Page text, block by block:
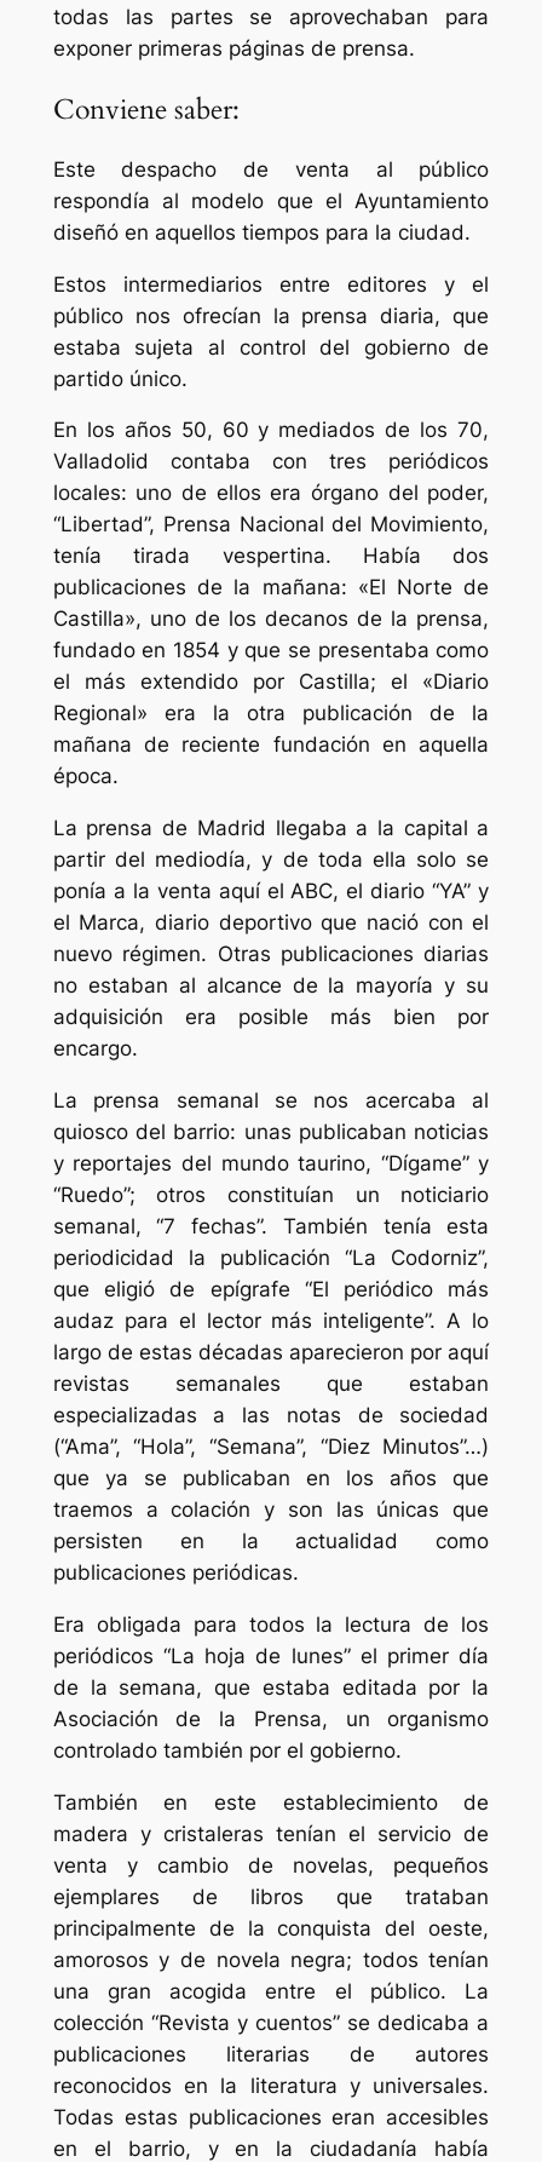
todas las partes se aprovechaban para
exponer primeras páginas de prensa.
Conviene saber:
Este despacho de venta al público
respondía al modelo que el Ayuntamiento
diseñó en aquellos tiempos para la ciudad.
Estos intermediarios entre editores y el
público nos ofrecían la prensa diaria, que
estaba sujeta al control del gobierno de
partido único.
En los años 50, 60 y mediados de los 70,
Valladolid contaba con tres periódicos
locales: uno de ellos era órgano del poder,
“Libertad”, Prensa Nacional del Movimiento,
tenía tirada vespertina. Había dos
publicaciones de la mañana: «El Norte de
Castilla», uno de los decanos de la prensa,
fundado en 1854 y que se presentaba como
el más extendido por Castilla; el «Diario
Regional» era la otra publicación de la
mañana de reciente fundación en aquella
época.
La prensa de Madrid llegaba a la capital a
partir del mediodía, y de toda ella solo se
ponía a la venta aquí elABC, el diario “YA” y
el Marca, diario deportivo que nació con el
nuevo régimen. Otras publicaciones diarias
no estaban al alcance de la mayoría y su
adquisición era posible más bien por
encargo.
La prensa semanal se nos acercaba al
quiosco del barrio: unas publicaban noticias
y reportajes del mundo taurino, “Dígame” y
“Ruedo”; otros constituían un noticiario
semanal, “7 fechas”. También tenía esta
periodicidad la publicación “La Codorniz”,
que eligió de epígrafe “El periódico más
audaz para el lector más inteligente”. A lo
largo de estas décadas aparecieron por aquí
revistas semanales que estaban
especializadas a las notas de sociedad
(“Ama”, “Hola”, “Semana”, “Diez Minutos”…)
que ya se publicaban en los años que
traemos a colación y son las únicas que
persisten en la actualidad como
publicaciones periódicas.
Era obligada para todos la lectura de los
periódicos “La hoja de lunes” el primer día
de la semana, que estaba editada por la
Asociación de la Prensa, un organismo
controlado también por el gobierno.
También en este establecimiento de
madera y cristaleras tenían el servicio de
venta y cambio de novelas, pequeños
ejemplares de libros que trataban
principalmente de la conquista del oeste,
amorosos y de novela negra; todos tenían
una gran acogida entre el público. La
colección “Revista y cuentos” se dedicaba a
publicaciones literarias de autores
reconocidos en la literatura y universales.
Todas estas publicaciones eran accesibles
en el barrio, y en la ciudadanía había